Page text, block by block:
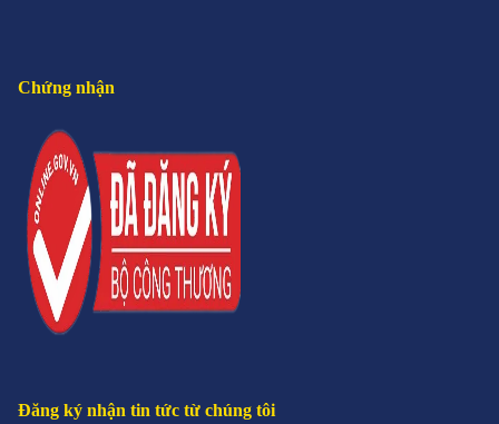
Chứng nhận
Đăng ký nhận tin tức từ chúng tôi